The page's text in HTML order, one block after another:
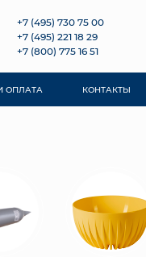
+7 (495) 730 75 00
+7 (495) 221 18 29
+7 (800) 775 16 51
ОПЛАТА КОНТАКТЫ